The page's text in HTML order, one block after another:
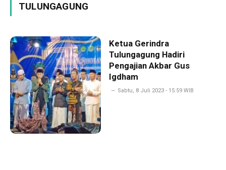
TULUNGAGUNG
Ketua Gerindra
Tulungagung Hadiri
Pengajian Akbar Gus
Igdham
Sabtu, 8 Juli 2023 - 15:59 WIB